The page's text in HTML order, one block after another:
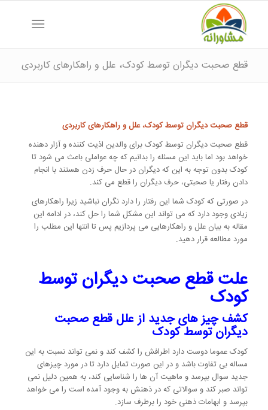
قطع صحبت دیگران توسط کودک، علل و راهکارهای کاربردی
قطع صحبت دیگران توسط کودک، علل و راهکارهای کاربردی
قطع صحبت دیگران توسط کودک برای والدین اذیت کننده و آزار دهنده
خواهد بود اما باید این مسئله را بدانیم که چه عواملی باعث می شود تا
کودک بدون توجه به این که دیگران در حال حرف زدن هستند با انجام
دادن رفتار یا صحبتی، حرف دیگران را قطع می کند.
در صورتی که کودک شما این رفتار را دارد نگران نباشید زیرا راهکارهای
زیادی وجود دارد که می تواند این مشکل شما را حل کند، در ادامه این
مقاله به بیان علل و راهکارهایی می پردازیم پس تا انتها این مطلب را
مورد مطالعه قرار دهید.
علت قطع صحبت دیگران توسط
کودک
کشف چیز های جدید از علل قطع صحبت
دیگران توسط کودک
کودک عموما دوست دارد اطرافش را کشف کند و نمی تواند نسبت به این
مساله بی تفاوت باشد و در این صورت تمایل دارد تا در مورد چیزهای
جدید سوال بپرسد و ماهیت آن ها را شناسایی کند، به همین دلیل نمی
تواند صبر کند و سوالاتی که در ذهنش به وجود آمده است را می خواهد
بپرسد و ابهامات ذهنی خود را برطرف سازد.